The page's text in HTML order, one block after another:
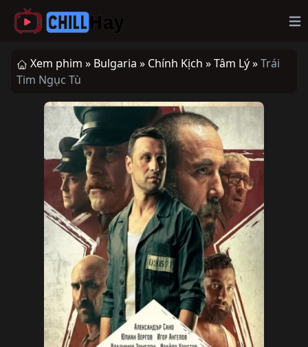
Xem phim » Bulgaria » Chính Kịch »Tâm Lý »Trái
Tim Ngục Tù